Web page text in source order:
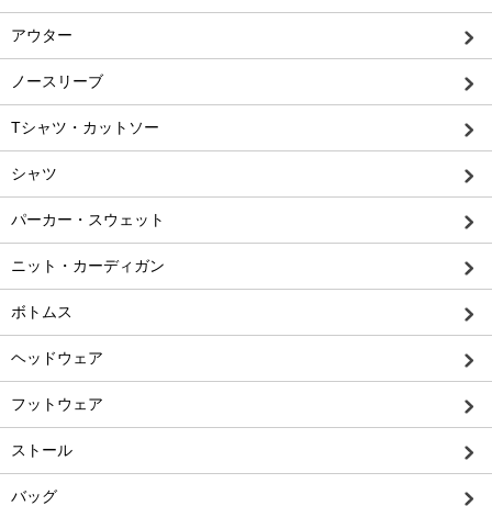
アウター
ノースリーブ
Tシャツ・カットソー
シャツ
パーカー・スウェット
ニット・カーディガン
ボトムス
ヘッドウェア
フットウェア
ストール
バッグ